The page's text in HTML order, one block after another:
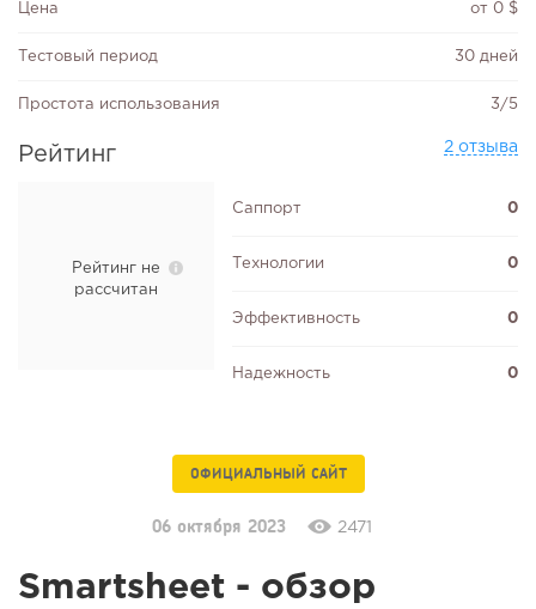
Цена от 0 $
Тестовый период 30 дней
Простота использования 3/5
Рейтинг 2 отзыва
Рейтинг не
рассчитан
Саппорт 0
Технологии 0
Эффективность 0
Надежность 0
ОФИЦИАЛЬНЫЙ САЙТ
06 октября 2023 2471
Smartsheet - обзор